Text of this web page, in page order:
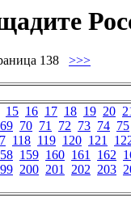
138 >>>
15 16 17 18 19 20
69 70 71 72 73 74 75
118 119 120 121
159 160 161 162
200 201 202 203